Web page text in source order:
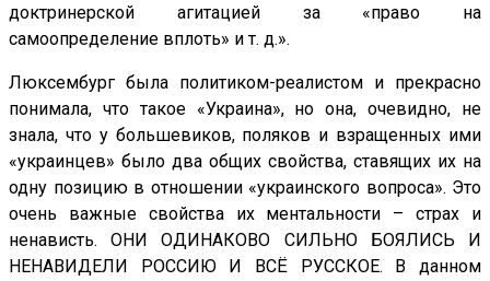
доктринерской агитацией за «право на
самоопределение вплоть» и т. д.».
Люксембург была политиком-реалистом и прекрасно
понимала, что такое «Украина», но она, очевидно, не
знала, что у большевиков, поляков и взращенных ими
«украинцев» было два общих свойства, ставящих их на
одну позицию в отношении «украинского вопроса». Это
очень важные свойства их ментальности – страх и
ненависть. ОНИ ОДИНАКОВО СИЛЬНО БОЯЛИСЬ И
НЕНАВИДЕЛИ РОССИЮ И ВСЁ РУССКОЕ. В данном